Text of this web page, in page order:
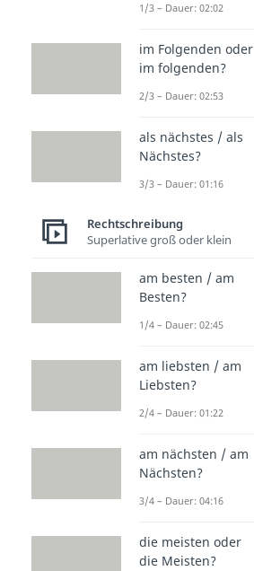
1/3 – Dauer: 02:02
im Folgenden oder
im folgenden?
2/3 – Dauer: 02:53
als nächstes / als
Nächstes?
3/3 – Dauer: 01:16
Rechtschreibung
Superlative groß oder klein
am besten / am
Besten?
1/4 – Dauer: 02:45
am liebsten / am
Liebsten?
2/4 – Dauer: 01:22
am nächsten / am
Nächsten?
3/4 – Dauer: 04:16
die meisten oder
die Meisten?